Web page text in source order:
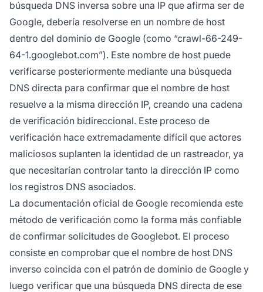
búsqueda DNS inversa sobre una IP que afirma ser de
Google, debería resolverse en un nombre de host
dentro del dominio de Google (como “crawl-66-249-
64-1.googlebot.com”). Este nombre de host puede
verificarse posteriormente mediante una búsqueda
DNS directa para confirmar que el nombre de host
resuelve a la misma dirección IP, creando una cadena
de verificación bidireccional. Este proceso de
verificación hace extremadamente difícil que actores
maliciosos suplanten la identidad de un rastreador, ya
que necesitarían controlar tanto la dirección IP como
los registros DNS asociados.
La documentación oficial de Google recomienda este
método de verificación como la forma más confiable
de confirmar solicitudes de Googlebot. El proceso
consiste en comprobar que el nombre de host DNS
inverso coincida con el patrón de dominio de Google y
luego verificar que una búsqueda DNS directa de ese